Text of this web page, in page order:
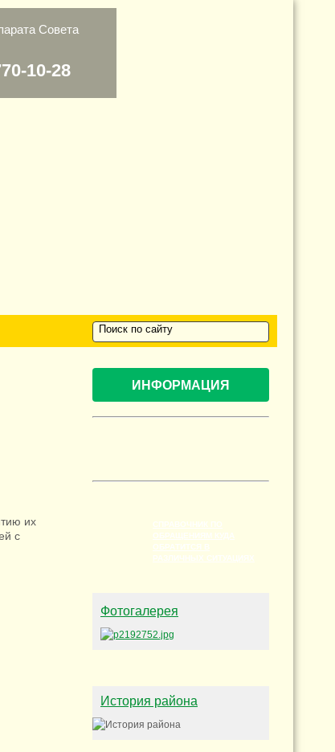
Cовета
10-28
их
с
ИНФОРМАЦИЯ
СПРАВОЧНИК ПО
ОБРАЩЕНИЯМ КУДА
ОБРАТИТСЯ В
РАЗЛИЧНЫХ СИТУАЦИЯХ
Фотогалерея
История района